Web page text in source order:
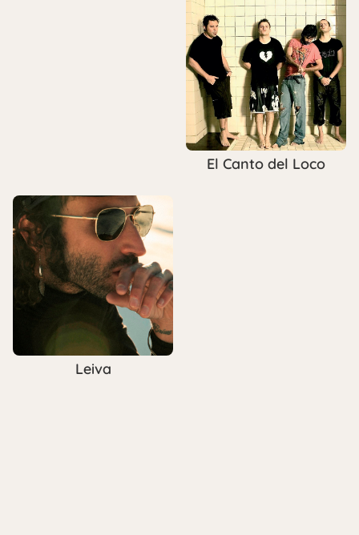
El Canto del Loco
Leiva